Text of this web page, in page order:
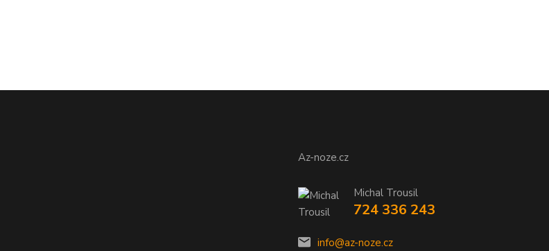
Az-noze.cz
Michal Trousil
724 336 243
info@az-noze.cz